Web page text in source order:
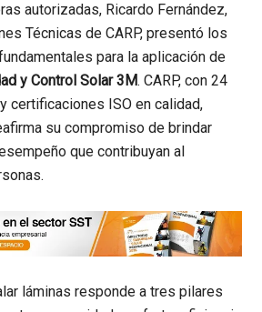
autorizadas, Ricardo Fernández,
Técnicas deCARP, presentó los
para la aplicación de
y Control Solar 3M. CARP, con 24
certificaciones ISO en calidad,
su compromiso de brindar
que contribuyan al
láminas responde a tres pilares